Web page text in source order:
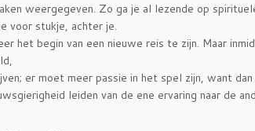
weergegeven. Zo ga je al lezende op
voor stukje, achter je.
het begin van een nieuwe reis te zijn. Maar
er moet meer passie in het spel zijn, want
leiden van de ene ervaring naar de